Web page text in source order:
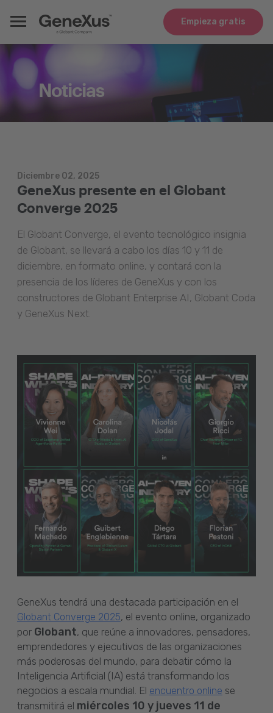
Empieza gratis
Noticias
GeneXus presente en el Globant
Converge 2025
Diciembre 02, 2025
El Globant Converge, el evento tecnológico insignia
de Globant, se llevará a cabo los días 10 y 11 de
diciembre, en formato online, y contará con la
presencia de los líderes de GeneXus y con los
constructores de Globant Enterprise AI, Globant Coda
y GeneXus Next.
GeneXus tendrá una destacada participación en el
Globant Converge 2025, el evento online, organizado
por Globant, que reúne a innovadores, pensadores,
emprendedores y ejecutivos de las organizaciones
más poderosas del mundo, para debatir cómo la
Inteligencia Artificial (IA) está transformando los
negocios a escala mundial. El encuentro online se
transmitirá el miércoles 10 y jueves 11 de